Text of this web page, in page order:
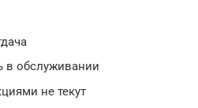
в обслуживании
не текут